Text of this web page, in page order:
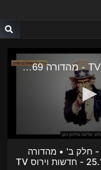
חלק ב' • מהדורה